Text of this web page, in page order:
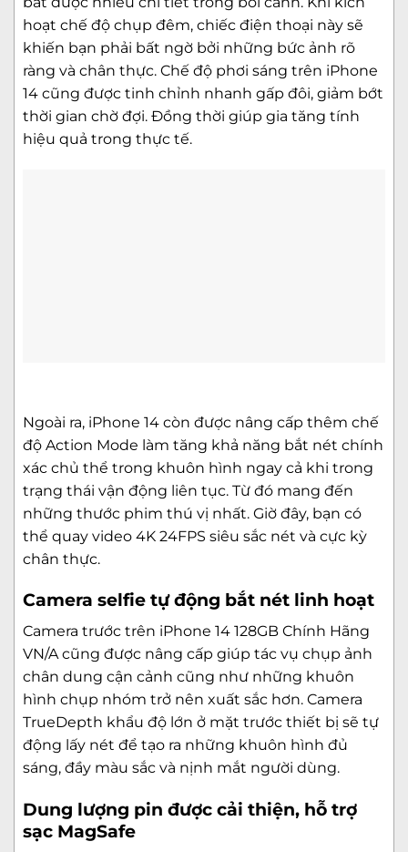
hoạt chế độ chụp đêm, chiếc điện thoại này sẽ
khiến bạn phải bất ngờ bởi những bức ảnh rõ
ràng và chân thực. Chế độ phơi sáng trên iPhone
14 cũng được tinh chỉnh nhanh gấp đôi, giảm bớt
thời gian chờ đợi. Đồng thời giúp gia tăng tính
hiệu quả trong thực tế.
Ngoài ra, iPhone 14 còn được nâng cấp thêm chế
độ Action Mode làm tăng khả năng bắt nét chính
xác chủ thể trong khuôn hình ngay cả khi trong
trạng thái vận động liên tục. Từ đó mang đến
những thước phim thú vị nhất. Giờ đây, bạn có
thể quay video 4K 24FPS siêu sắc nét và cực kỳ
chân thực.
Camera selfie tự động bắt nét linh hoạt
Camera trước trên iPhone 14 128GB Chính Hãng
VN/A cũng được nâng cấp giúp tác vụ chụp ảnh
chân dung cận cảnh cũng như những khuôn
hình chụp nhóm trở nên xuất sắc hơn. Camera
TrueDepth khẩu độ lớn ở mặt trước thiết bị sẽ tự
động lấy nét để tạo ra những khuôn hình đủ
sáng, đầy màu sắc và nịnh mắt người dùng.
Dung lượng pin được cải thiện, hỗ trợ
sạc MagSafe